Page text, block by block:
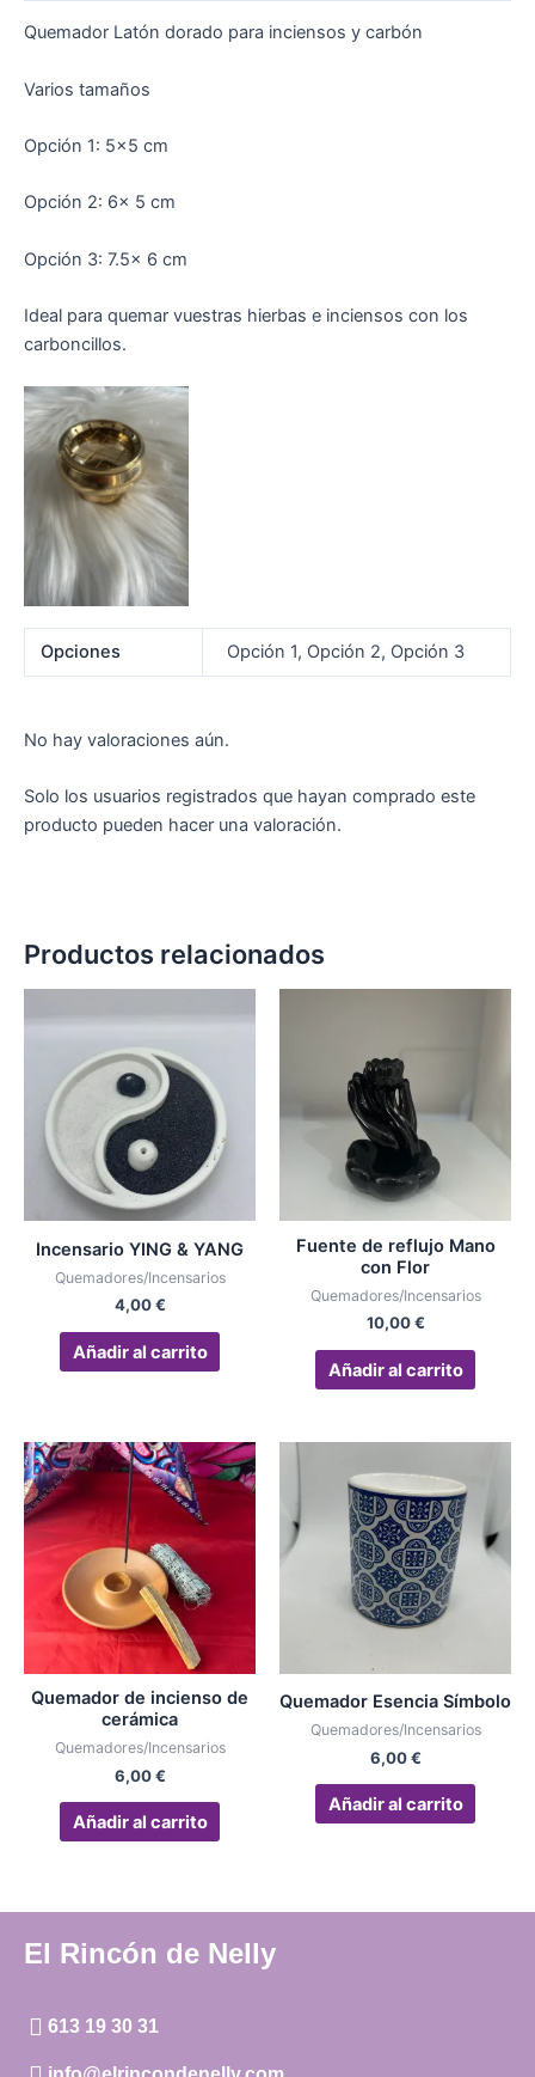
Quemador Latón dorado para inciensos y carbón
Varios tamaños
Opción 1: 5×5 cm
Opción 2: 6x 5 cm
Opción 3: 7.5x 6 cm
Ideal para quemar vuestras hierbas e inciensos con los
carboncillos.
Opciones Opción 1, Opción 2, Opción 3
No hay valoraciones aún.
Solo los usuarios registrados que hayan comprado este
producto pueden hacer una valoración.
Productos relacionados
Incensario YING & YANG
Quemadores/Incensarios
4,00€
Añadir al carrito
Fuente de reflujo Mano
con Flor
Quemadores/Incensarios
10,00€
Añadir al carrito
Quemador de incienso de
cerámica
Quemadores/Incensarios
6,00€
Añadir al carrito
Quemador Esencia Símbolo
Quemadores/Incensarios
6,00€
Añadir al carrito
El Rincón de Nelly
613 19 30 31